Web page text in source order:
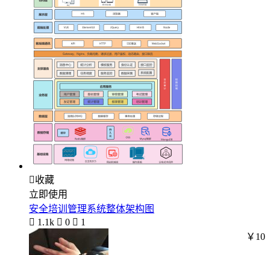
收藏
立即使用
安全培训管理系统整体架构图
 1.1k  0  1
￥10